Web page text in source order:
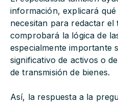
información, explicará
necesitan para redactar el
comprobará la lógica de
especialmente importante
significativo de activos o
de transmisión de bienes.
Así, la respuesta a la